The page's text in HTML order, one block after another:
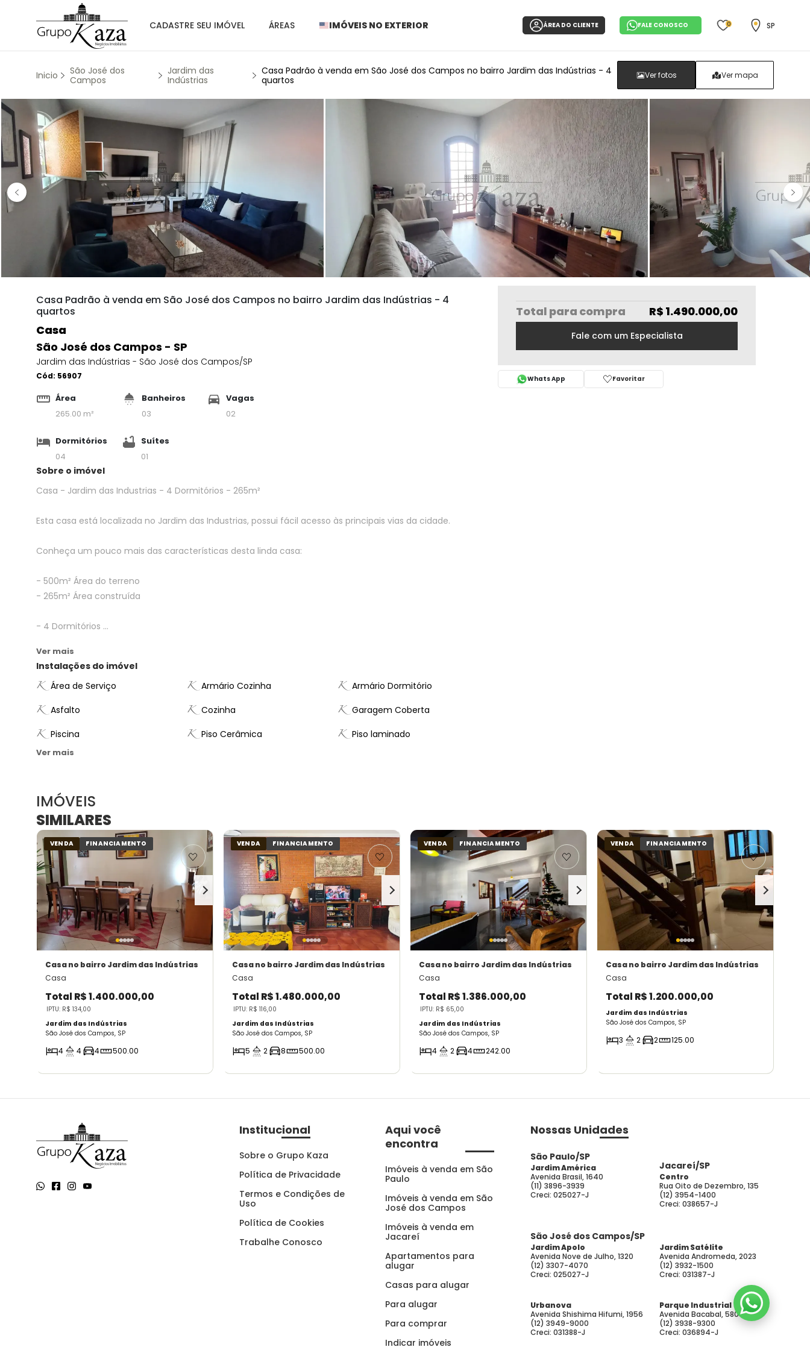
CADASTRE SEU IMÓVEL ÁREAS IMÓVEIS NO EXTERIOR ÁREA DO CLIENTE FALE CONOSCO 0 SP
Inicio
São José dos
Campos
Jardim das
Indústrias
Casa Padrão à venda em São José dos Campos no bairro Jardim das Indústrias - 4
quartos
Ver fotos Ver mapa
Casa Padrão à venda em São José dos Campos no bairro Jardim das Indústrias - 4
quartos
Casa
São José dos Campos - SP
Jardim das Indústrias - São José dos Campos/SP
Cód: 56907
Área
265.00 m²
Banheiros
03
Vagas
02
Dormitórios
04
Suítes
01
Sobre o imóvel
Casa - Jardim das Industrias - 4 Dormitórios - 265m²
Esta casa está localizada no Jardim das Industrias, possui fácil acesso às principais vias da cidade.
Conheça um pouco mais das características desta linda casa:
- 500m² Área do terreno
- 265m² Área construída
- 4 Dormitórios ...
Ver mais
Instalações do imóvel
Área de Serviço
Armário Cozinha
Armário Dormitório
Asfalto
Cozinha
Garagem Coberta
Piscina
Piso Cerâmica Piso laminado
Ver mais
Total para compra R$ 1.490.000,00
Fale com um Especialista
Whats App Favoritar
IMÓVEIS
SIMILARES
VENDA FINANCIAMENTO
Casano bairro Jardim das Indústrias
Casa
Total R$ 1.400.000,00
IPTU: R$ 134,00
Jardim das Indústrias
São José dos Campos, SP
4 4 4 500.00
VENDA FINANCIAMENTO
Casano bairro Jardim das Indústrias
Casa
Total R$ 1.480.000,00
IPTU: R$ 116,00
Jardim das Indústrias
São José dos Campos, SP
5 2 8 500.00
VENDA FINANCIAMENTO
Casano bairro Jardim das Indústrias
Casa
Total R$ 1.386.000,00
IPTU: R$ 65,00
Jardim das Indústrias
São José dos Campos, SP
4 2 4 242.00
VENDA FINANCIAMENTO
Casano bairro Jardim das Indústrias
Casa
Total R$ 1.200.000,00
Jardim das Indústrias
São José dos Campos, SP
3 2 2 125.00
Institucional
Sobre o Grupo Kaza
Política de Privacidade
Termos e Condições de
Uso
Política de Cookies
Trabalhe Conosco
Aqui você
encontra
Imóveis à venda em São
Paulo
Imóveis à venda em São
José dos Campos
Imóveis à venda em
Jacareí
Apartamentos para
alugar
Casas para alugar
Para alugar
Para comprar
Indicar imóveis
Nossas Unidades
São Paulo/SP
Jardim América
Avenida Brasil, 1640
(11) 3896-3939
Creci: 025027-J
Jacareí/SP
Centro
Rua Oito de Dezembro, 135
(12) 3954-1400
Creci: 038657-J
São José dos Campos/SP
Jardim Apolo
Avenida Nove de Julho, 1320
(12) 3307-4070
Creci: 025027-J
Jardim Satélite
Avenida Andromeda, 2023
(12) 3932-1500
Creci: 031387-J
Urbanova
Avenida Shishima Hifumi, 1956
(12) 3949-9000
Creci: 031388-J
Parque Industrial
Avenida Bacabal, 580
(12) 3938-9300
Creci: 036894-J